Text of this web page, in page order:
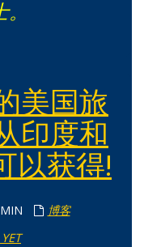
美国旅
印度和
以获得!
博客